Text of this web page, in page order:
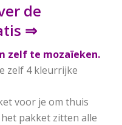
de
⇒
zelf te mozaïeken.
zelf 4 kleurrijke
voor je om thuis
pakket zitten alle